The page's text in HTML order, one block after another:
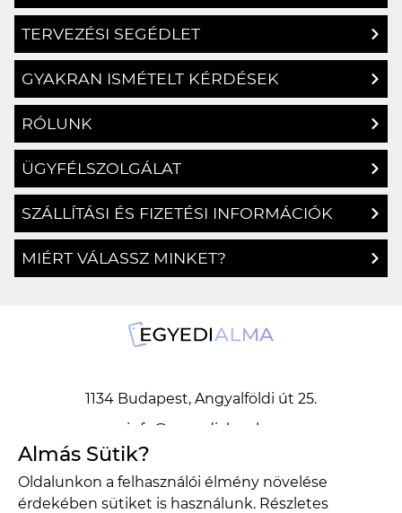
TERVEZÉSI SEGÉDLET
GYAKRAN ISMÉTELT KÉRDÉSEK
RÓLUNK
ÜGYFÉLSZOLGÁLAT
SZÁLLÍTÁSI ÉS FIZETÉSI INFORMÁCIÓK
MIÉRT VÁLASSZ MINKET?
1134 Budapest, Angyalföldi út 25.
info@egyedialma.hu
1134 Budapest, Angyalföldi út 25.
Almás Sütik?
Oldalunkon a felhasználói élmény növelése
érdekében sütiket is használunk. Részletes